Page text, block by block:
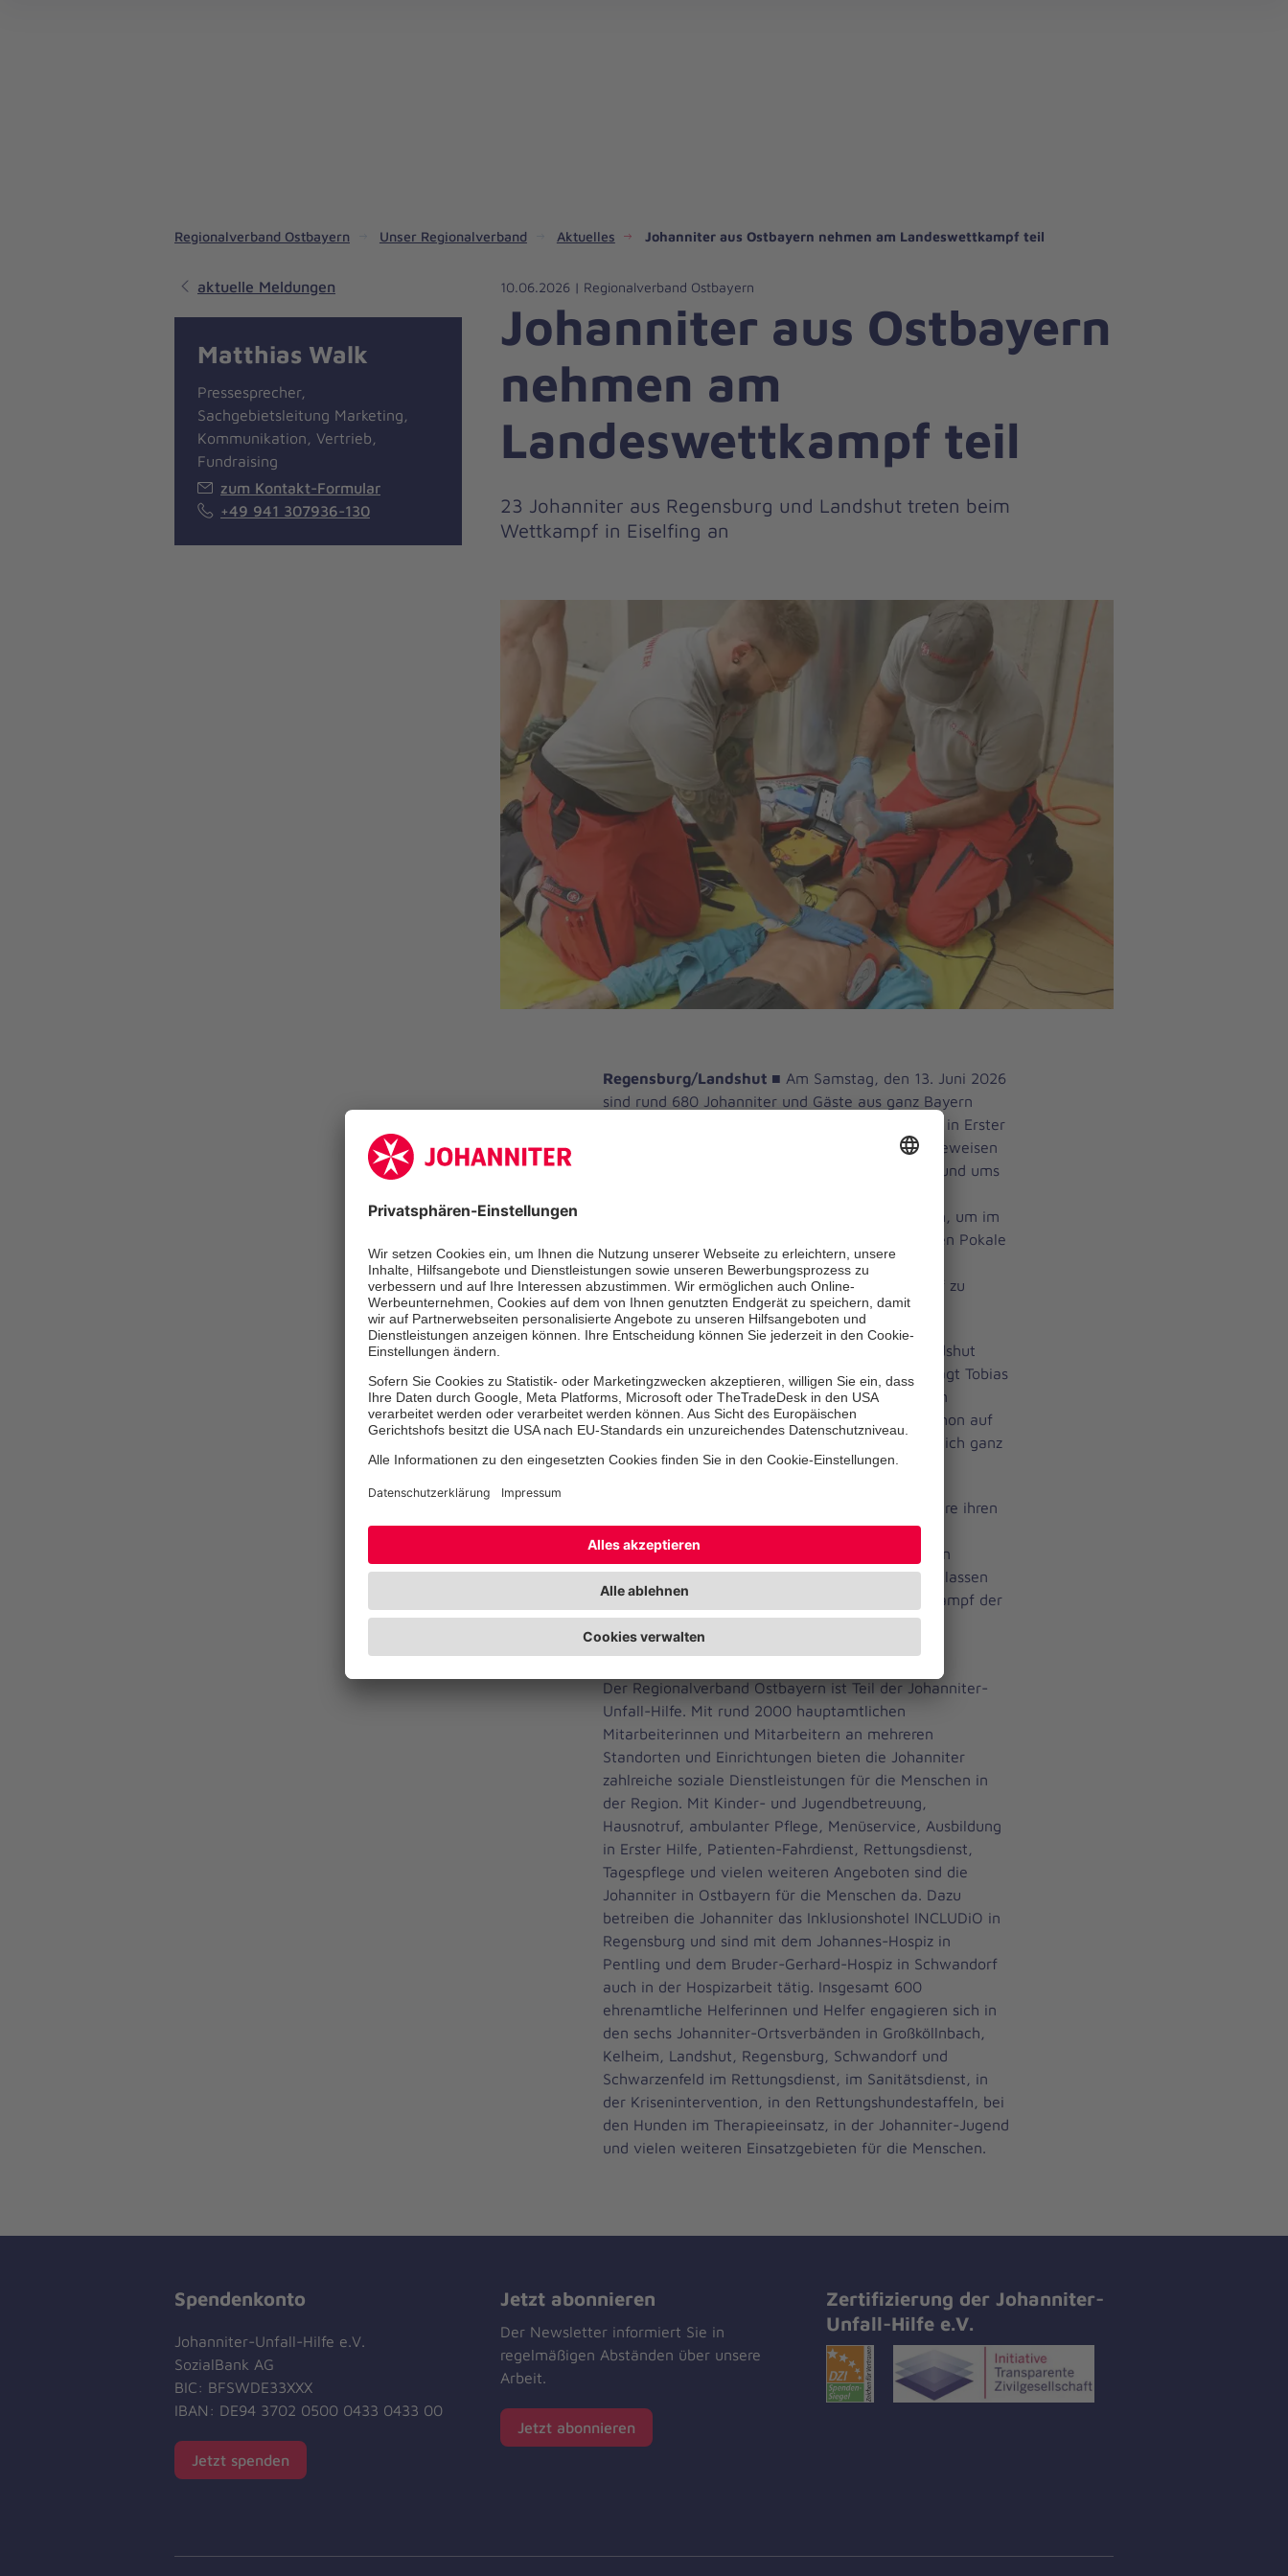
Regionalverband Ostbayern Unser Regionalverband Aktuelles Johanniter aus Ostbayern nehmen am Landeswettkampf teil
10.06.2026 | Regionalverband Ostbayern
Johanniter aus Ostbayern
nehmen am
Landeswettkampf teil
23 Johanniter aus Regensburg und Landshut treten beim
Wettkampf in Eiselfing an
Regensburg/Landshut ■ Am Samstag, den 13. Juni 2026
sind rund 680 Johanniter und Gäste aus ganz Bayern
beim Tag der Johanniter, dem Landeswettkampf in Erster
Hilfe, zu Gast in Eiselfing bei Wasserburg. Hier beweisen
junge Ersthelfer und Rettungsprofis ihr Können rund ums
verschiedenen Alters- und Ausbildungsklassen an, um im
freundschaftlichen Wettstreit einen der begehrten Pokale
mit nach Hause zu nehmen und die bayerischen
Johanniter im Jahr 2027 beim Bundeswettkampf zu
vertreten.
„Unsere Mannschaften aus Regensburg und Landshut
möchten natürlich ganz vorne mit dabei sein“, sagt Tobias
Karl, Regionalvorstandsmitglied der Johanniter in
Ostbayern. „Seit einiger Zeit bereiten sie sich schon auf
den Wettkampf vor und wir drücken ihnen natürlich ganz
fest die Daumen.“
Die Johanniter Bayern veranstalten alle zwei Jahre ihren
Landeswettkampf, bei dem Mannschaften in
verschiedenen Altersgruppen in unterschiedlichen
Disziplinen starten. Die Sieger in den einzelnen Klassen
qualifizieren sich für den nächsten Bundeswettkampf der
Johanniter.
Der Regionalverband Ostbayern ist Teil der Johanniter-
Unfall-Hilfe. Mit rund 2000 hauptamtlichen
Mitarbeiterinnen und Mitarbeitern an mehreren
Standorten und Einrichtungen bieten die Johanniter
zahlreiche soziale Dienstleistungen für die Menschen in
der Region. Mit Kinder- und Jugendbetreuung,
Hausnotruf, ambulanter Pflege, Menüservice, Ausbildung
in Erster Hilfe, Patienten-Fahrdienst, Rettungsdienst,
Tagespflege und vielen weiteren Angeboten sind die
Johanniter in Ostbayern für die Menschen da. Dazu
betreiben die Johanniter das Inklusionshotel INCLUDiO in
Regensburg und sind mit dem Johannes-Hospiz in
Pentling und dem Bruder-Gerhard-Hospiz in Schwandorf
auch in der Hospizarbeit tätig. Insgesamt 600
ehrenamtliche Helferinnen und Helfer engagieren sich in
den sechs Johanniter-Ortsverbänden in Großköllnbach,
Kelheim, Landshut, Regensburg, Schwandorf und
Schwarzenfeld im Rettungsdienst, im Sanitätsdienst, in
der Krisenintervention, in den Rettungshundestaffeln, bei
den Hunden im Therapieeinsatz, in der Johanniter-Jugend
und vielen weiteren Einsatzgebieten für die Menschen.
aktuelle Meldungen
Matthias Walk
Pressesprecher,
Sachgebietsleitung Marketing,
Kommunikation, Vertrieb,
Fundraising
zum Kontakt-Formular
+49 941 307936-130
Spendenkonto
Johanniter-Unfall-Hilfe e.V.
SozialBank AG
BIC: BFSWDE33XXX
IBAN: DE94 3702 0500 0433 0433 00
Jetzt spenden
Jetzt abonnieren
Der Newsletter informiert Sie in
regelmäßigen Abständen über unsere
Arbeit.
Jetzt abonnieren
Zertifizierung der Johanniter-
Unfall-Hilfe e.V.